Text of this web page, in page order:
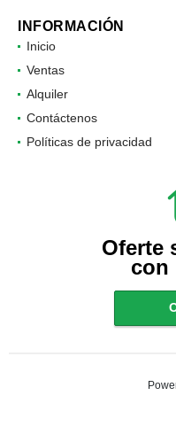
INFORMACIÓN
Inicio
Ventas
Alquiler
Contáctenos
Políticas de privacidad
Oferte
con